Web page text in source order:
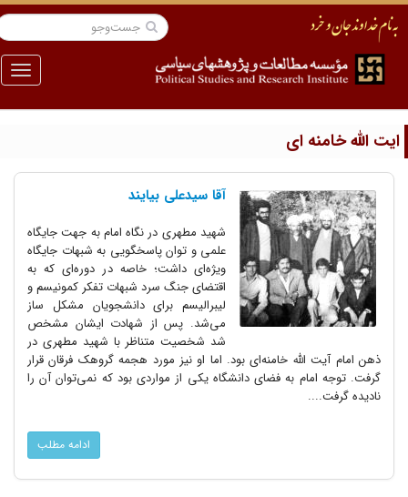
منو
الله خامنه ای
آقا سیدعلی بیایند
شهید مطهری در نگاه امام به جهت جایگاه
علمی و توان پاسخگویی به شبهات جایگاه
ویژه‌ای داشت؛ خاصه در دوره‌ای که به
اقتضای جنگ سرد شبهات تفکر کمونیسم و
لیبرالیسم برای دانشجویان مشکل ساز
می‌شد. پس از شهادت ایشان مشخص
شد شخصیت متناظر با شهید مطهری در
ذهن امام آیت الله خامنه‌ای بود. اما او نیز مورد هجمه گروهک فرقان قرار
گرفت. توجه امام به فضای دانشگاه یکی از مواردی بود که نمی‌توان آن را
نادیده گرفت....
ادامه مطلب